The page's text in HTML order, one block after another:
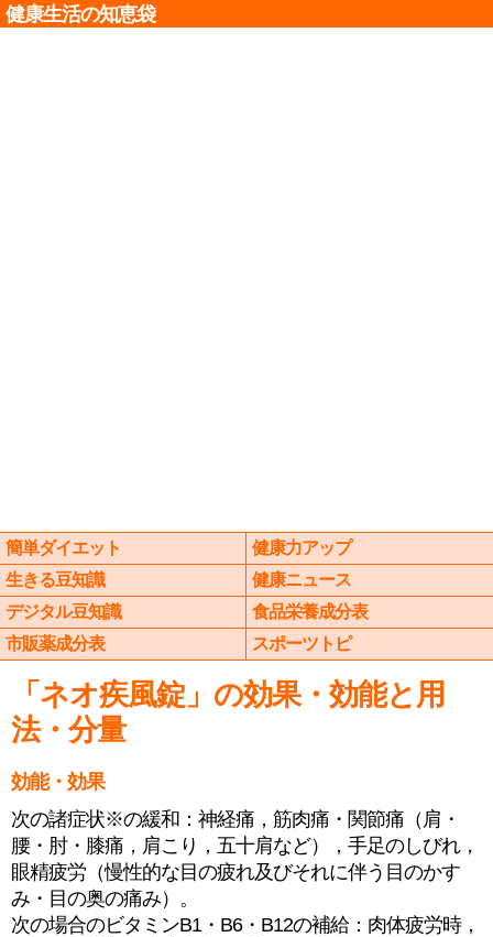
健康生活の知恵袋
簡単ダイエット
健康力アップ
生きる豆知識
健康ニュース
デジタル豆知識
食品栄養成分表
市販薬成分表
スポーツトピ
「ネオ疾風錠」の効果・効能と用
法・分量
効能・効果
次の諸症状※の緩和：神経痛，筋肉痛・関節痛（肩・
腰・肘・膝痛，肩こり，五十肩など），手足のしびれ，
眼精疲労（慢性的な目の疲れ及びそれに伴う目のかす
み・目の奥の痛み）。
次の場合のビタミンB1・B6・B12の補給：肉体疲労時，